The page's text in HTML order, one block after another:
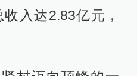
入达2.83亿元，